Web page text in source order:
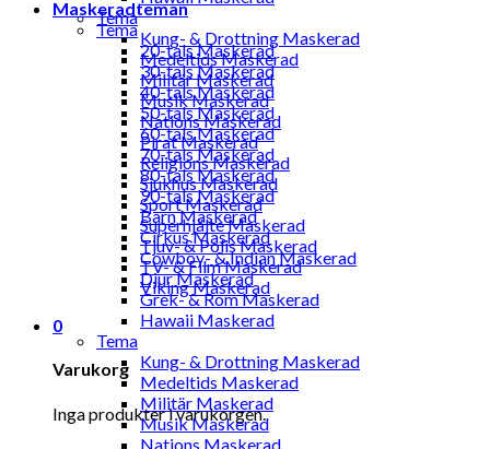
Tema
Kung- & Drottning Maskerad
Medeltids Maskerad
Militär Maskerad
Musik Maskerad
Nations Maskerad
Pirat Maskerad
Religions Maskerad
Sjukhus Maskerad
Sport Maskerad
Superhjälte Maskerad
Tjuv- & Polis Maskerad
TV- & Film Maskerad
Viking Maskerad
0
Varukorg
Inga produkter i varukorgen.
Maskeradteman
Tema
20-tals Maskerad
30-tals Maskerad
40-tals Maskerad
50-tals Maskerad
60-tals Maskerad
70-tals Maskerad
80-tals Maskerad
90-tals Maskerad
Barn Maskerad
Cirkus Maskerad
Cowboy- & Indian Maskerad
Djur Maskerad
Grek- & Rom Maskerad
Hawaii Maskerad
Tema
Kung- & Drottning Maskerad
Medeltids Maskerad
Militär Maskerad
Musik Maskerad
Nations Maskerad